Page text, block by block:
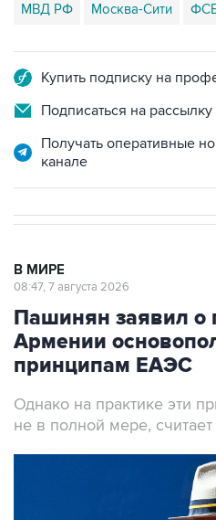
МВД РФ Москва-Сити
Купить подписку на
Подписаться на
Получать оперативные
канале
В МИРЕ
08:47, 7 августа 2026
Пашинян заявил о
Армении
принципам ЕАЭС
Однако на практике эти
не в полной мере,